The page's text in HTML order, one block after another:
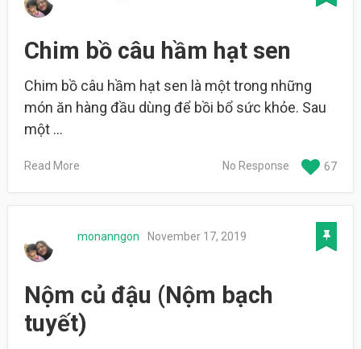
Chim bồ câu hầm hạt sen
Chim bồ câu hầm hạt sen là một trong những
món ăn hàng đầu dùng để bồi bổ sức khỏe. Sau
một …
Read More 67
No Response
monanngon November 17, 2019
Nộm củ đậu (Nộm bạch
tuyết)